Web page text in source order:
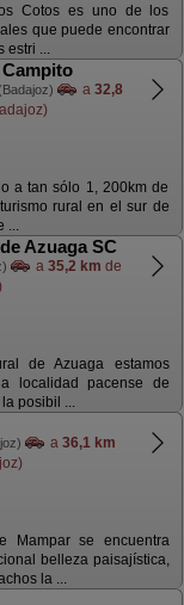
Cotos es uno de los
que puede encontrar
estri ...
a 32,8
a tan sólo 1, 200km de
rural en el sur de
...
Azuaga SC
a 35,2 km de
de Azuaga estamos
localidad pacense de
posibil ...
a 36,1 km
Mampar se encuentra
belleza paisajística,
la ...